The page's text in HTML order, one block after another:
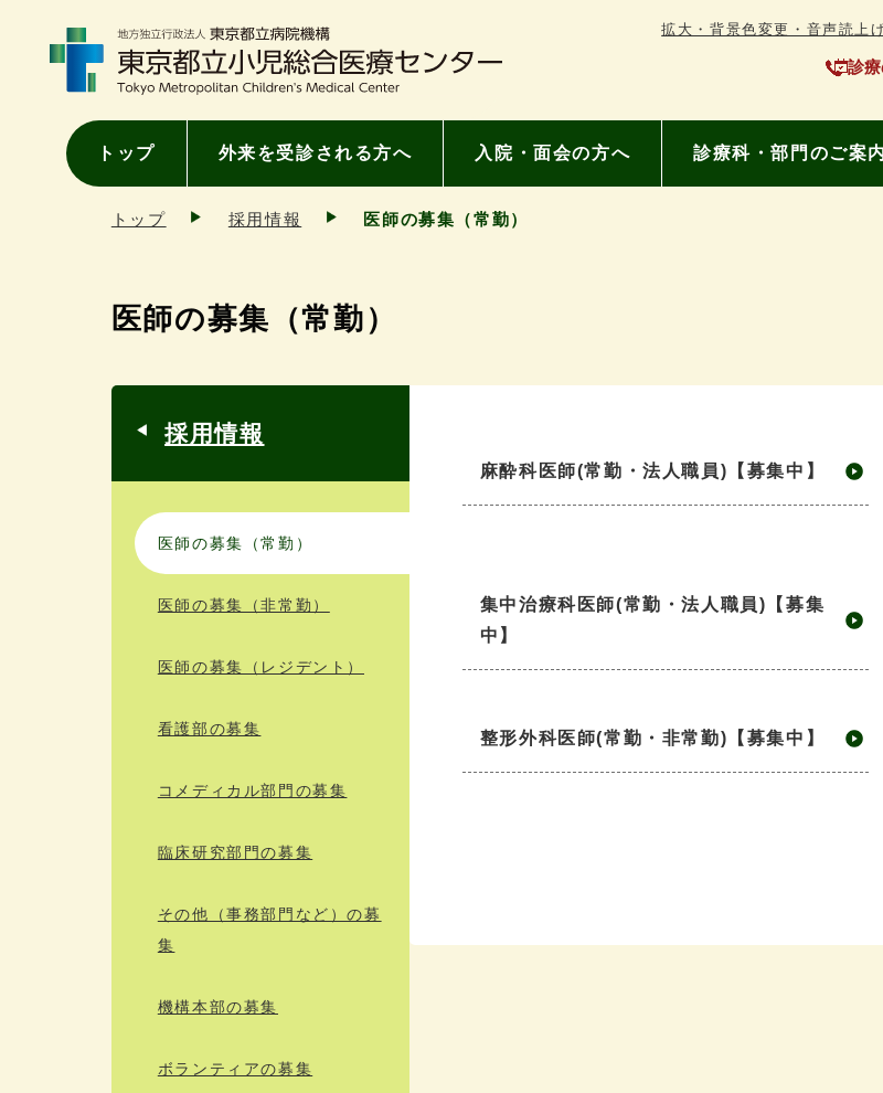
拡大・背景色変更・音声読上
診
トップ 外来を受診される方へ 入院・面会の方へ 診療科・部門のご案内
トップ 採用情報 医師の募集（常勤）
医師の募集（常勤）
麻酔科医師(常勤・法人職員)【募集中】
集中治療科医師(常勤・法人職員)【募集
中】
整形外科医師(常勤・非常勤)【募集中】
採用情報
医師の募集（常勤）
医師の募集（非常勤）
医師の募集（レジデント）
看護部の募集
コメディカル部門の募集
臨床研究部門の募集
その他（事務部門など）の募
集
機構本部の募集
ボランティアの募集